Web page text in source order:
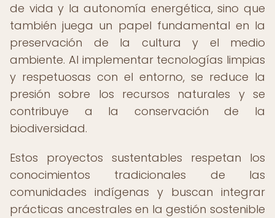
de vida y la autonomía energética, sino que
también juega un papel fundamental en la
preservación de la cultura y el medio
ambiente. Al implementar tecnologías limpias
y respetuosas con el entorno, se reduce la
presión sobre los recursos naturales y se
contribuye a la conservación de la
biodiversidad.
Estos proyectos sustentables respetan los
conocimientos tradicionales de las
comunidades indígenas y buscan integrar
prácticas ancestrales en la gestión sostenible